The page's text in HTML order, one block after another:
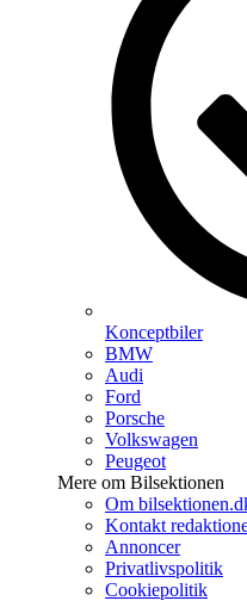
Konceptbiler
BMW
Audi
Ford
Porsche
Volkswagen
Peugeot
Mere om Bilsektionen
Om
Kontakt
Annoncer
Privatlivspolitik
Cookiepolitik